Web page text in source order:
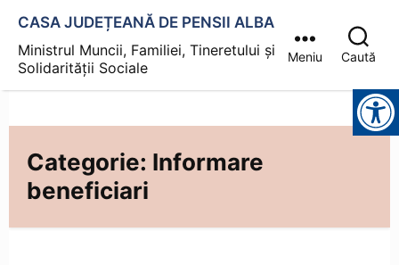
CASA JUDEȚEANĂ DE PENSII ALBA
Ministrul Muncii, Familiei, Tineretului și
Solidarității Sociale
Meniu Caută
Instrumente pentru accesibilitate
Categorie: Informare
beneficiari